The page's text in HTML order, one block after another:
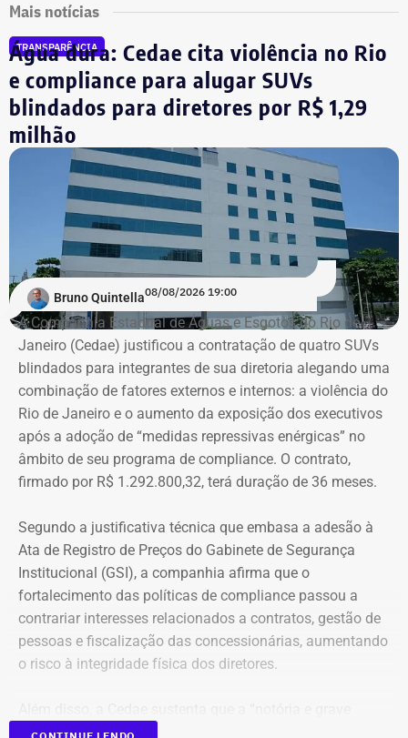
Mais notícias
TRANSPARÊNCIA
Água dura: Cedae cita violência no Rio
e compliance para alugar SUVs
blindados para diretores por R$ 1,29
milhão
Bruno Quintella08/08/2026 19:00
A Companhia Estadual de Águas e Esgotos do Rio de
Janeiro (Cedae) justificou a contratação de quatro SUVs
blindados para integrantes de sua diretoria alegando uma
combinação de fatores externos e internos: a violência do
Rio de Janeiro e o aumento da exposição dos executivos
após a adoção de “medidas repressivas enérgicas” no
âmbito de seu programa de compliance. O contrato,
firmado por R$ 1.292.800,32, terá duração de 36 meses.
Segundo a justificativa técnica que embasa a adesão à
Ata de Registro de Preços do Gabinete de Segurança
Institucional (GSI), a companhia afirma que o
fortalecimento das políticas de compliance passou a
contrariar interesses relacionados a contratos, gestão de
pessoas e fiscalização das concessionárias, aumentando
o risco à integridade física dos diretores.
insegurança pública” no estado, especialmente no